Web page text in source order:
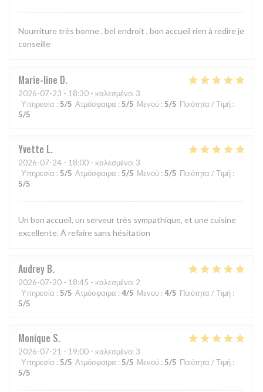
Nourriture très bonne , bel endroit , bon accueil rien à redire je
conseille
Marie-line D
2026-07-23 - 18:30 - καλεσμένοι 3
Υπηρεσία : 5/5 Ατμόσφαιρα : 5/5 Μενού : 5/5 Ποιότητα / Τιμή :
5/5
Yvette L
2026-07-24 - 18:00 - καλεσμένοι 3
Υπηρεσία : 5/5 Ατμόσφαιρα : 5/5 Μενού : 5/5 Ποιότητα / Τιμή :
5/5
Un bon accueil, un serveur très sympathique, et une cuisine
excellente. À refaire sans hésitation
Audrey B
2026-07-20 - 18:45 - καλεσμένοι 2
Υπηρεσία : 5/5 Ατμόσφαιρα : 4/5 Μενού : 4/5 Ποιότητα / Τιμή :
5/5
Monique S
2026-07-21 - 19:00 - καλεσμένοι 3
Υπηρεσία : 5/5 Ατμόσφαιρα : 5/5 Μενού : 5/5 Ποιότητα / Τιμή :
5/5